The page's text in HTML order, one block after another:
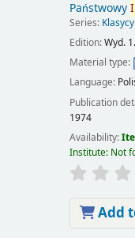
Państwowy
Series:
Edition:Wyd. 1.
Material type:
Language:
Publication
1974
Availability:
Institute: Not
Add